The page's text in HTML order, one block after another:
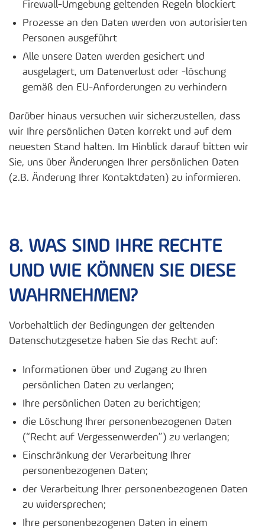
Firewall-Umgebung geltenden Regeln blockiert
Prozesse an den Daten werden von autorisierten
Personen ausgeführt
Alle unsere Daten werden gesichert und
ausgelagert, um Datenverlust oder -löschung
gemäß den EU-Anforderungen zu verhindern
Darüber hinaus versuchen wir sicherzustellen, dass
wir Ihre persönlichen Daten korrekt und auf dem
neuesten Stand halten. Im Hinblick darauf bitten wir
Sie, uns über Änderungen Ihrer persönlichen Daten
(z.B. Änderung Ihrer Kontaktdaten) zu informieren.
8. WAS SIND IHRE RECHTE
UND WIE KÖNNEN SIE DIESE
WAHRNEHMEN?
Vorbehaltlich der Bedingungen der geltenden
Datenschutzgesetze haben Sie das Recht auf:
Informationen über und Zugang zu Ihren
persönlichen Daten zu verlangen;
Ihre persönlichen Daten zu berichtigen;
die Löschung Ihrer personenbezogenen Daten
(“Recht auf Vergessenwerden”) zu verlangen;
Einschränkung der Verarbeitung Ihrer
personenbezogenen Daten;
der Verarbeitung Ihrer personenbezogenen Daten
zu widersprechen;
Ihre personenbezogenen Daten in einem